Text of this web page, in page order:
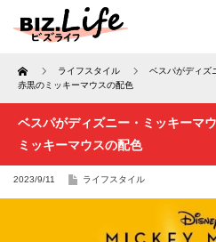
Home ライフスタイル
ベスパがディズ
赤黒のミッキーマウスの配色
ベスパがディズニー・ミッキーマ
ミッキーマウスの配色
2023/9/11 ライフスタイル